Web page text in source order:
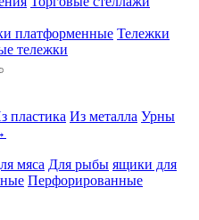
платформенные Тележки
тележки
пластика Из металла Урны
мяса Для рыбы ящики для
Перфорированные